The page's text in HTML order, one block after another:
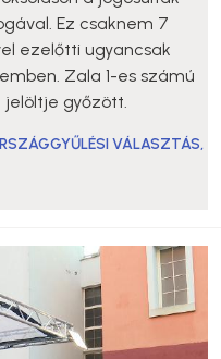
Ez csaknem 7
ezelőtti ugyancsak
Zala 1-es számú
jelöltje győzött.
VÁLASZTÁS,